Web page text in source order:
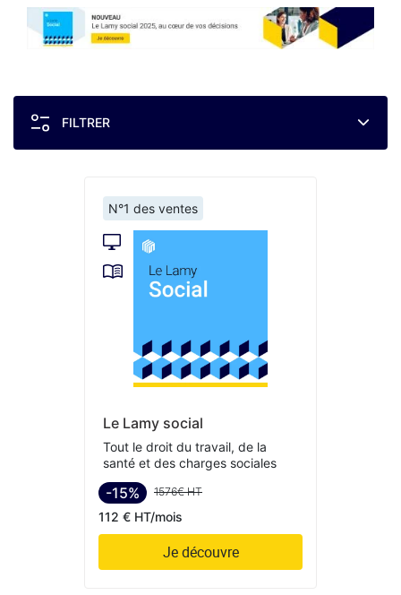
FILTRER
N°1 des ventes
Le Lamy social
Tout le droit du travail, de la
santé et des charges sociales
-15% 1576€ HT
112 € HT/mois
Je découvre